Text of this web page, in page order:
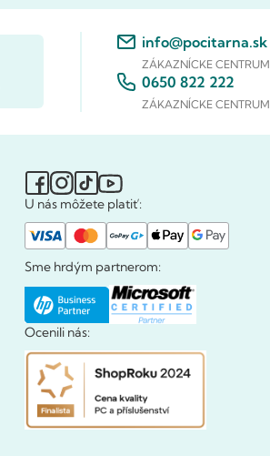
info@pocitarna.sk
ZÁKAZNÍCKE CENTRUM
0650 822 222
ZÁKAZNÍCKE CENTRUM
U nás môžete platiť:
Sme hrdým partnerom:
Ocenili nás: